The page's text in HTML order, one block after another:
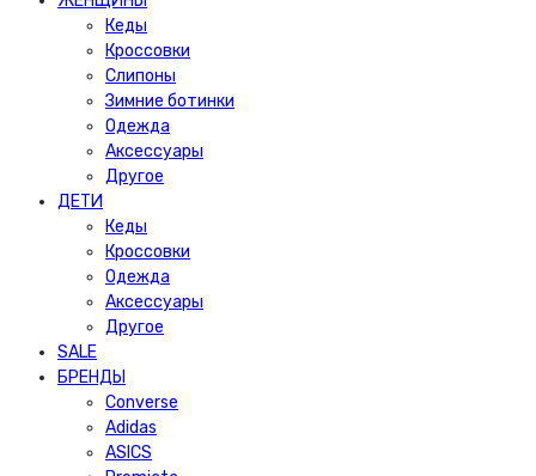
Кеды
Кроссовки
Слипоны
Зимние ботинки
Одежда
Аксессуары
Другое
ДЕТИ
Кеды
Кроссовки
Одежда
Аксессуары
Другое
SALE
БРЕНДЫ
Converse
Adidas
ASICS